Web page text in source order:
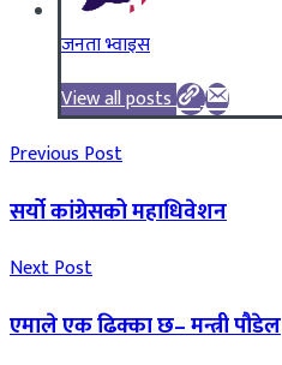
जनता भ्वाइस
View all posts
Previous Post
सर्यो कांग्रेसको महाधिवेशन
Next Post
एमाले एक ढिक्का छ– मन्त्री पौडेल